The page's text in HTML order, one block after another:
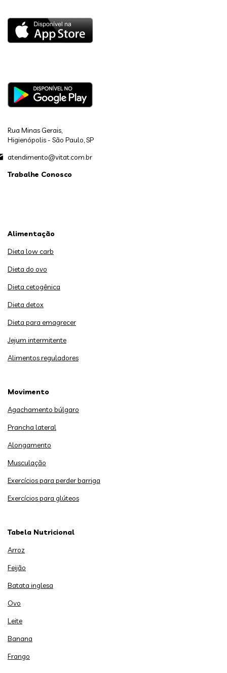
Rua Minas Gerais,
Higienópolis - São Paulo, SP
atendimento@vitat.com.br
Trabalhe Conosco
Alimentação
Dieta low carb
Dieta do ovo
Dieta cetogênica
Dieta detox
Dieta para emagrecer
Jejum intermitente
Alimentos reguladores
Movimento
Agachamento búlgaro
Prancha lateral
Alongamento
Musculação
Exercícios para perder barriga
Exercícios para glúteos
Tabela Nutricional
Arroz
Feijão
Batata inglesa
Ovo
Leite
Banana
Frango